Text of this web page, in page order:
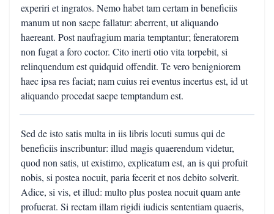
experiri et ingratos. Nemo habet tam certam in beneficiis
manum ut non saepe fallatur: aberrent, ut aliquando
haereant. Post naufragium maria temptantur; feneratorem
non fugat a foro coctor. Cito inerti otio vita torpebit, si
relinquendum est quidquid offendit. Te vero benigniorem
haec ipsa res faciat; nam cuius rei eventus incertus est, id ut
aliquando procedat saepe temptandum est.
Sed de isto satis multa in iis libris locuti sumus qui de
beneficiis inscribuntur: illud magis quaerendum videtur,
quod non satis, ut existimo, explicatum est, an is qui profuit
nobis, si postea nocuit, paria fecerit et nos debito solverit.
Adice, si vis, et illud: multo plus postea nocuit quam ante
profuerat. Si rectam illam rigidi iudicis sententiam quaeris,